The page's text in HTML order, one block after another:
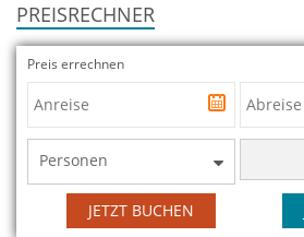
PREISRECHNER
Preis errechnen
Personen
JETZT BUCHEN